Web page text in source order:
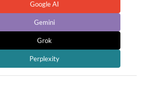
Google AI
Gemini
Grok
Perplexity